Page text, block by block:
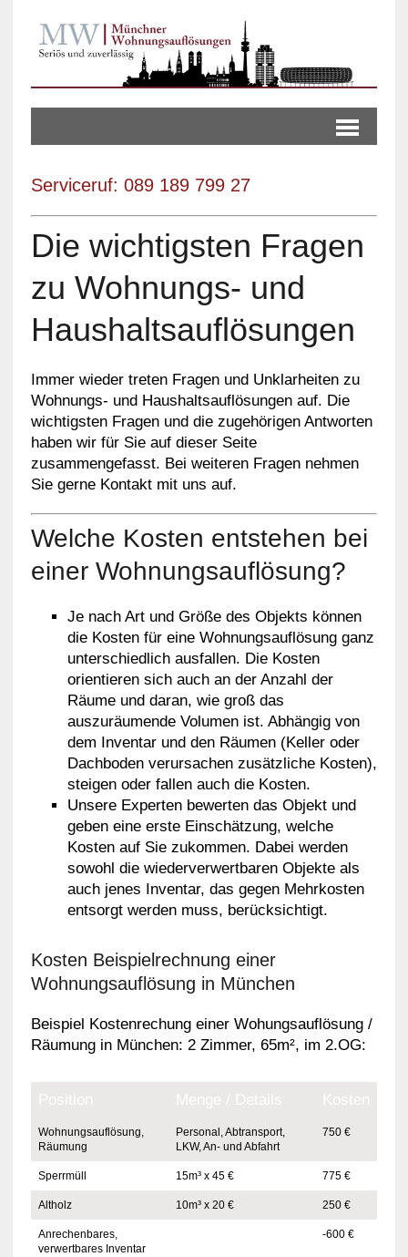
Serviceruf: 089 189 799 27
Die wichtigsten Fragen
zu Wohnungs- und
Haushaltsauflösungen
Immer wieder treten Fragen und Unklarheiten zu
Wohnungs- und Haushaltsauflösungen auf. Die
wichtigsten Fragen und die zugehörigen Antworten
haben wir für Sie auf dieser Seite
zusammengefasst. Bei weiteren Fragen nehmen
Sie gerne Kontakt mit uns auf.
Welche Kosten entstehen bei
einer Wohnungsauflösung?
Je nach Art und Größe des Objekts können
die Kosten für eine Wohnungsauflösung ganz
unterschiedlich ausfallen. Die Kosten
orientieren sich auch an der Anzahl der
Räume und daran, wie groß das
auszuräumende Volumen ist. Abhängig von
dem Inventar und den Räumen (Keller oder
Dachboden verursachen zusätzliche Kosten),
steigen oder fallen auch die Kosten.
Unsere Experten bewerten das Objekt und
geben eine erste Einschätzung, welche
Kosten auf Sie zukommen. Dabei werden
sowohl die wiederverwertbaren Objekte als
auch jenes Inventar, das gegen Mehrkosten
entsorgt werden muss, berücksichtigt.
Kosten Beispielrechnung einer
Wohnungsauflösung in München
Beispiel Kostenrechung einer Wohungsauflösung /
Räumung in München: 2 Zimmer, 65m², im 2.OG:
Wohnungsauflösung,
Räumung
Personal, Abtransport,
LKW, An- und Abfahrt
750 €
Sperrmüll 15m³ x 45 € 775 €
Altholz 10m³ x 20 € 250 €
Anrechenbares,
verwertbares Inventar
-600 €